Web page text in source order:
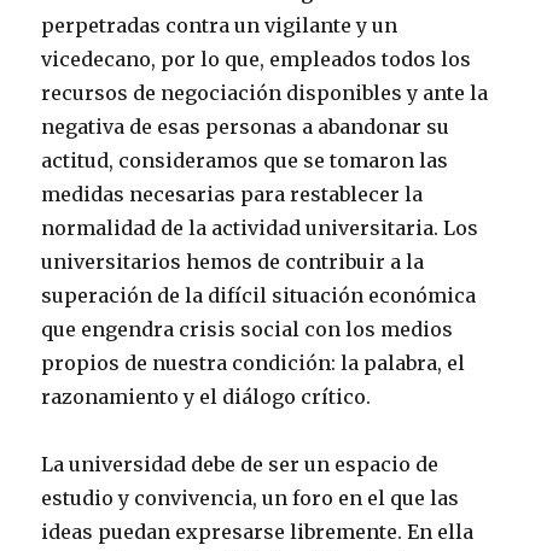
perpetradas contra un vigilante y un
vicedecano, por lo que, empleados todos los
recursos de negociación disponibles y ante la
negativa de esas personas a abandonar su
actitud, consideramos que se tomaron las
medidas necesarias para restablecer la
normalidad de la actividad universitaria. Los
universitarios hemos de contribuir a la
superación de la difícil situación económica
que engendra crisis social con los medios
propios de nuestra condición: la palabra, el
razonamiento y el diálogo crítico.
La universidad debe de ser un espacio de
estudio y convivencia, un foro en el que las
ideas puedan expresarse libremente. En ella